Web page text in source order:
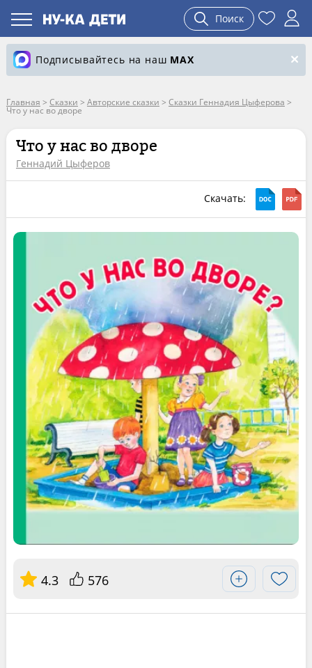
Поиск
Подписывайтесь на наш MAX
Главная > Сказки > Авторские сказки > Сказки Геннадия Цыферова >
Что у нас во дворе
Что у нас во дворе
Геннадий Цыферов
Скачать:
4.3 576